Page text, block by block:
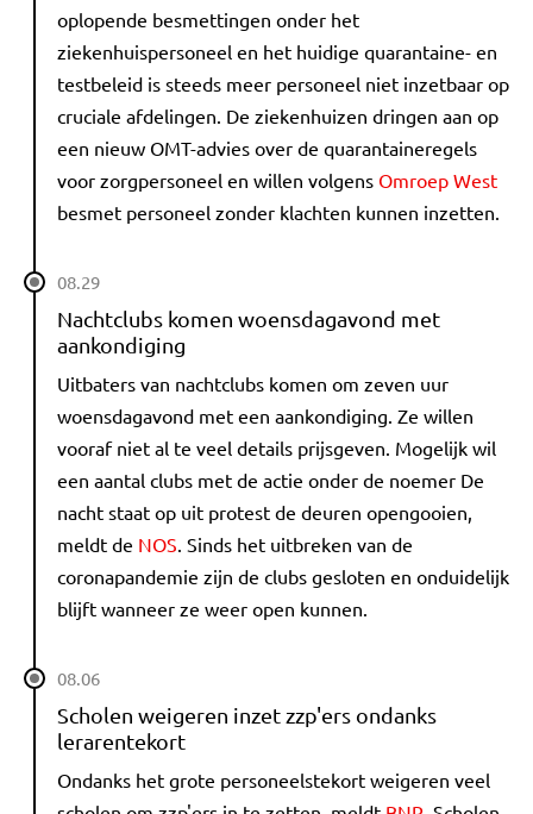
oplopende besmettingen onder het
ziekenhuispersoneel en het huidige quarantaine- en
testbeleid is steeds meer personeel niet inzetbaar op
cruciale afdelingen. De ziekenhuizen dringen aan op
een nieuw OMT-advies over de quarantaineregels
voor zorgpersoneel en willen volgens Omroep West
besmet personeel zonder klachten kunnen inzetten.
08.29
Nachtclubs komen woensdagavond met
aankondiging
Uitbaters van nachtclubs komen om zeven uur
woensdagavond met een aankondiging. Ze willen
vooraf niet al te veel details prijsgeven. Mogelijk wil
een aantal clubs met de actie onder de noemer De
nacht staat op uit protest de deuren opengooien,
meldt de NOS. Sinds het uitbreken van de
coronapandemie zijn de clubs gesloten en onduidelijk
blijft wanneer ze weer open kunnen.
08.06
Scholen weigeren inzet zzp'ers ondanks
lerarentekort
Ondanks het grote personeelstekort weigeren veel